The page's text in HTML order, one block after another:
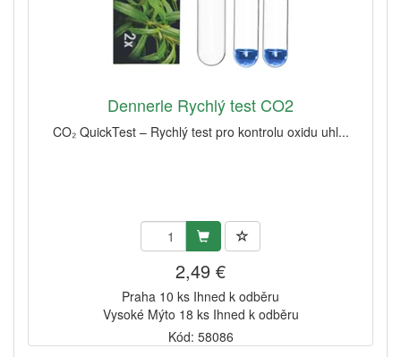
Dennerle Rychlý test CO2
CO₂ QuickTest – Rychlý test pro kontrolu oxidu uhl...
2,49 €
Praha 10 ks Ihned k odběru
Vysoké Mýto 18 ks Ihned k odběru
Kód: 58086